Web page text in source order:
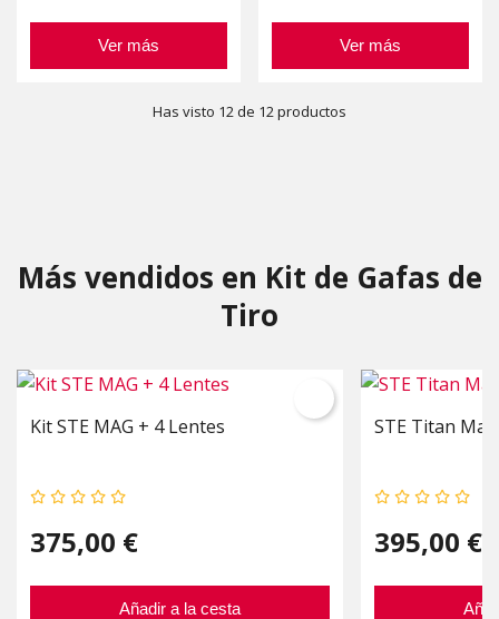
Ver más Ver más
Has visto 12 de 12 productos
Más vendidos en Kit de Gafas de
Tiro
Kit STE MAG + 4 Lentes
375,00 €
Añadir a la cesta
STE Titan
395,00 €